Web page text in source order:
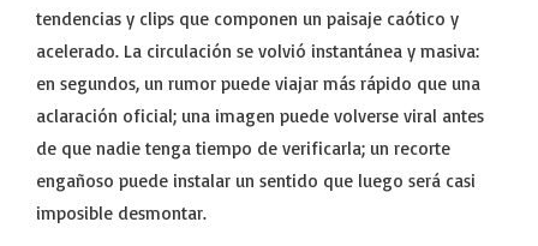
tendencias y clips que componen un paisaje caótico y
acelerado. La circulación se volvió instantánea y masiva:
en segundos, un rumor puede viajar más rápido que una
aclaración oficial; una imagen puede volverse viral antes
de que nadie tenga tiempo de verificarla; un recorte
engañoso puede instalar un sentido que luego será casi
imposible desmontar.